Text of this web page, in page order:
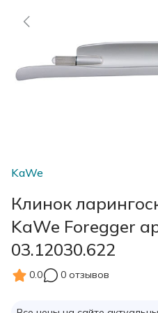
KaWe
Клинок
KaWe Foregger
03.12030.622
0.0 0 отзывов